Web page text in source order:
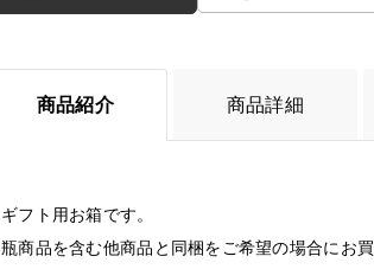
商品紹介
ギフト用お箱です。
瓶商品を含む他商品と同梱をご希望の場合にお買
商品詳細